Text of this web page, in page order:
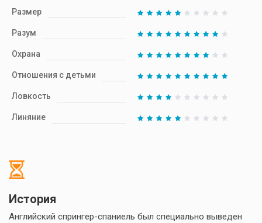
Размер
Разум
Охрана
Отношения с детьми
Ловкость
Линяние
История
Английский спрингер-спаниель был специально выведен